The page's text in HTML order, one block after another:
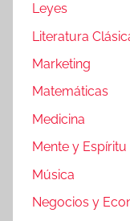
Leyes
Literatura
Marketing
Matemáticas
Medicina
Mente y Espíritu
Música
Negocios y